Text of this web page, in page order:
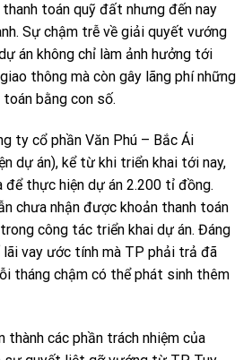
toán quỹ đất nhưng đến nay
Sự chậm trễ về giải quyết vướng
án không chỉ làm ảnh hưởng tới
thông mà còn gây lãng phí những
bằng con số.
ty cổ phần Văn Phú – Bắc Ái
dự án), kể từ khi triển khai tới nay,
để thực hiện dự án 2.200 tỉ đồng.
chưa nhận được khoản thanh toán
công tác triển khai dự án. Đáng
lãi vay ước tính mà TP phải trả đã
tháng chậm có thể phát sinh thêm
thành các phần trách nhiệm của